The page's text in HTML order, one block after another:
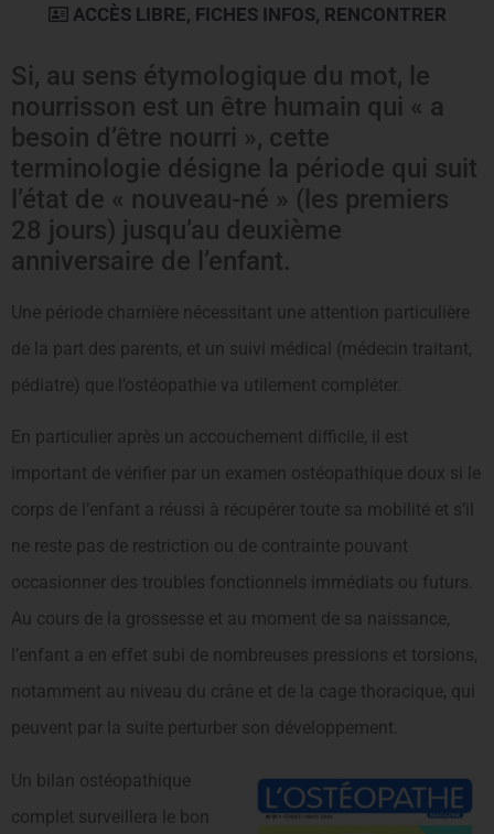
ACCÈS LIBRE, FICHES INFOS, RENCONTRER
Si, au sens étymologique du mot, le
nourrisson est un être humain qui « a
besoin d’être nourri », cette
terminologie désigne la période qui suit
l’état de « nouveau-né » (les premiers
28 jours) jusqu’au deuxième
anniversaire de l’enfant.
Une période charnière nécessitant une attention particulière
de la part des parents, et un suivi médical (médecin traitant,
pédiatre) que l’ostéopathie va utilement compléter.
En particulier après un accouchement difficile, il est
important de vérifier par un examen ostéopathique doux si le
corps de l’enfant a réussi à récupérer toute sa mobilité et s’il
ne reste pas de restriction ou de contrainte pouvant
occasionner des troubles fonctionnels immédiats ou futurs.
Au cours de la grossesse et au moment de sa naissance,
l’enfant a en effet subi de nombreuses pressions et torsions,
notamment au niveau du crâne et de la cage thoracique, qui
peuvent par la suite perturber son développement.
Un bilan ostéopathique
complet surveillera le bon